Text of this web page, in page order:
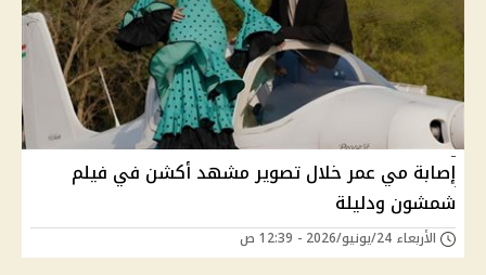
إصابة مي عمر خلال تصوير مشهد أكشن في فيلم
شمشون ودليلة
الأربعاء 24/يونيو/2026 - 12:39 ص